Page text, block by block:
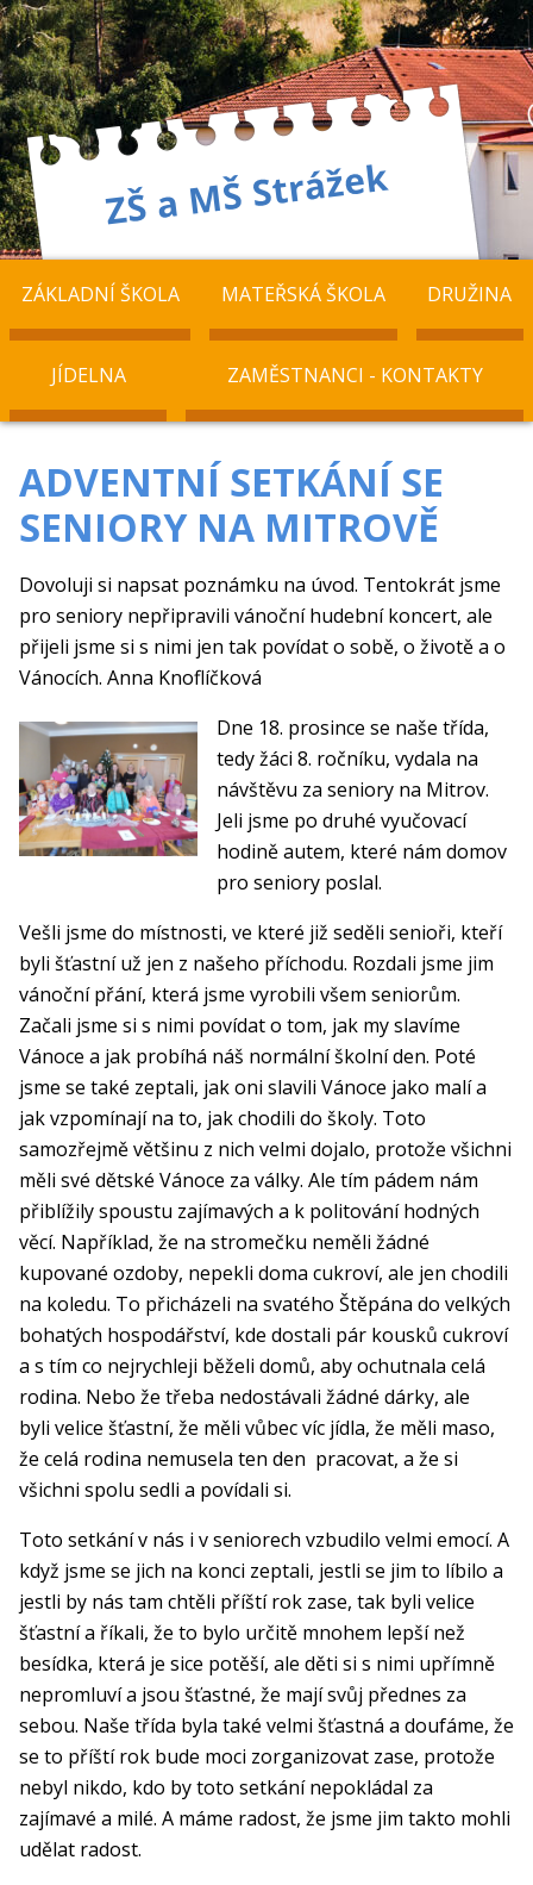
ZÁKLADNÍ ŠKOLA MATEŘSKÁ ŠKOLA DRUŽINA
JÍDELNA ZAMĚSTNANCI - KONTAKTY
ADVENTNÍ SETKÁNÍ SE
SENIORY NA MITROVĚ
Dovoluji si napsat poznámku na úvod. Tentokrát jsme
pro seniory nepřipravili vánoční hudební koncert, ale
přijeli jsme si s nimi jen tak povídat o sobě, o životě a o
Vánocích. Anna Knoflíčková
Dne 18. prosince se naše třída,
tedy žáci 8. ročníku, vydala na
návštěvu za seniory na Mitrov.
Jeli jsme po druhé vyučovací
hodině autem, které nám domov
pro seniory poslal.
Vešli jsme do místnosti, ve které již seděli senioři, kteří
byli šťastní už jen z našeho příchodu. Rozdali jsme jim
vánoční přání, která jsme vyrobili všem seniorům.
Začali jsme si s nimi povídat o tom, jak my slavíme
Vánoce a jak probíhá náš normální školní den. Poté
jsme se také zeptali, jak oni slavili Vánoce jako malí a
jak vzpomínají na to, jak chodili do školy. Toto
samozřejmě většinu z nich velmi dojalo, protože všichni
měli své dětské Vánoce za války. Ale tím pádem nám
přiblížily spoustu zajímavých a k politování hodných
věcí. Například, že na stromečku neměli žádné
kupované ozdoby, nepekli doma cukroví, ale jen chodili
na koledu. To přicházeli na svatého Štěpána do velkých
bohatých hospodářství, kde dostali pár kousků cukroví
a s tím co nejrychleji běželi domů, aby ochutnala celá
rodina. Nebo že třeba nedostávali žádné dárky, ale
byli velice šťastní, že měli vůbec víc jídla, že měli maso,
že celá rodina nemusela ten den pracovat, a že si
všichni spolu sedli a povídali si.
Toto setkání v nás i v seniorech vzbudilo velmi emocí. A
když jsme se jich na konci zeptali, jestli se jim to líbilo a
jestli by nás tam chtěli příští rok zase, tak byli velice
šťastní a říkali, že to bylo určitě mnohem lepší než
besídka, která je sice potěší, ale děti si s nimi upřímně
nepromluví a jsou šťastné, že mají svůj přednes za
sebou. Naše třída byla také velmi šťastná a doufáme, že
se to příští rok bude moci zorganizovat zase, protože
nebyl nikdo, kdo by toto setkání nepokládal za
zajímavé a milé. A máme radost, že jsme jim takto mohli
udělat radost.